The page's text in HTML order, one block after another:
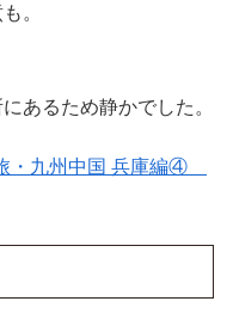
。
あるため静かでした。
・九州中国 兵庫編④